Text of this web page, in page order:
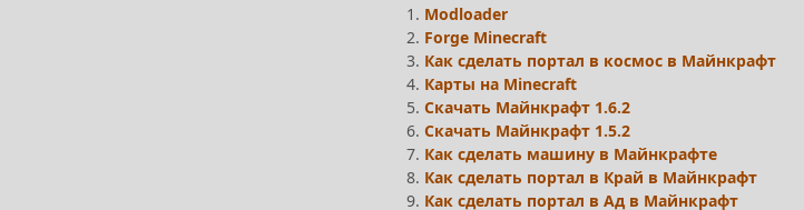
1. Modloader
2. Forge Minecraft
3. Как сделать портал в космос в Майнкрафт
4. Карты на Minecraft
5. Скачать Майнкрафт 1.6.2
6. Скачать Майнкрафт 1.5.2
7. Как сделать машину в Майнкрафте
8. Как сделать портал в Край в Майнкрафт
9. Как сделать портал в Ад в Майнкрафт